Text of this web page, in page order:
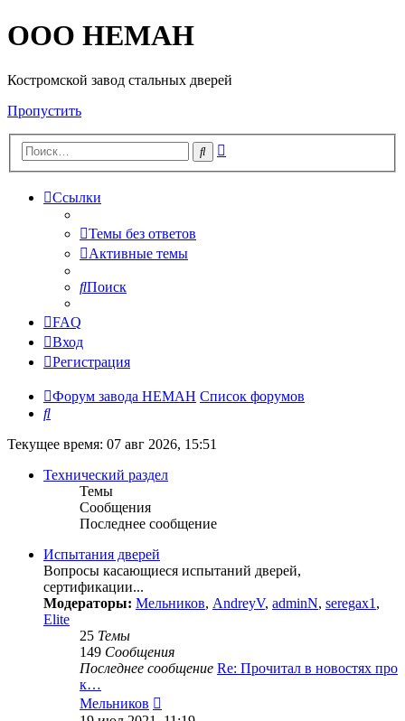
OOO HEMAH
Костромской завод стальных дверей
Пропустить
Поиск
Ссылки
Темы без ответов
Активные темы
Поиск
FAQ
Вход
Регистрация
Форум завода НЕМАН Список форумов
Поиск
Текущее время: 07 авг 2026, 15:51
Технический раздел
Темы
Сообщения
Последнее сообщение
Испытания дверей
Вопросы касающиеся испытаний дверей,
сертификации...
Модераторы: Мельников, AndreyV, adminN, seregax1,
Elite
25 Темы
149 Сообщения
Последнее сообщение Re: Прочитал в новостях про
к…
Мельников
к